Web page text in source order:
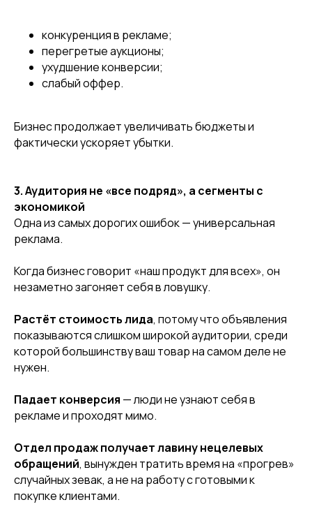
конкуренция в рекламе;
перегретые аукционы;
ухудшение конверсии;
слабый оффер.
Бизнес продолжает увеличивать бюджеты и
фактически ускоряет убытки.
3. Аудитория не «все подряд», а сегменты с
экономикой
Одна из самых дорогих ошибок — универсальная
реклама.
Когда бизнес говорит «наш продукт для всех», он
незаметно загоняет себя в ловушку.
Растёт стоимость лида, потому что объявления
показываются слишком широкой аудитории, среди
которой большинству ваш товар на самом деле не
нужен.
Падает конверсия — люди не узнают себя в
рекламе и проходят мимо.
Отдел продаж получает лавину нецелевых
обращений, вынужден тратить время на «прогрев»
случайных зевак, а не на работу с готовыми к
покупке клиентами.